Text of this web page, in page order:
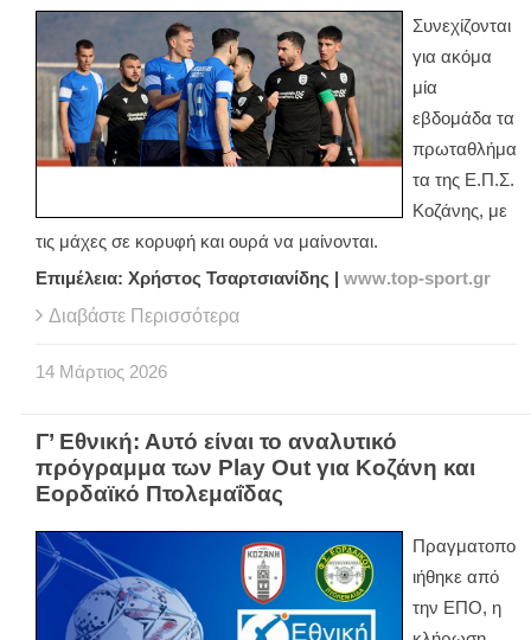
Συνεχίζονται
για ακόμα
μία
εβδομάδα τα
πρωταθλήμα
τα της Ε.Π.Σ.
Κοζάνης, με
τις μάχες σε κορυφή και ουρά να μαίνονται.
Επιμέλεια: Χρήστος Τσαρτσιανίδης | www.top-sport.gr
Διαβάστε Περισσότερα
14 Μάρτιος 2026
Γ’ Εθνική: Αυτό είναι το αναλυτικό
πρόγραμμα των Play Out για Κοζάνη και
Εορδαϊκό Πτολεμαΐδας
Πραγματοπο
ιήθηκε από
την ΕΠΟ, η